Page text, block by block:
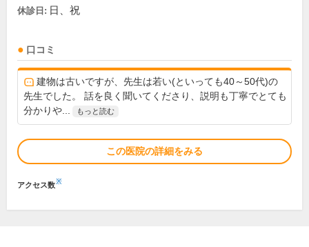
休診日: 日、祝
口コミ
建物は古いですが、先生は若い(といっても40～50代)の
先生でした。 話を良く聞いてくださり、説明も丁寧でとても
分かりや...
もっと読む
この医院の詳細をみる
アクセス数※